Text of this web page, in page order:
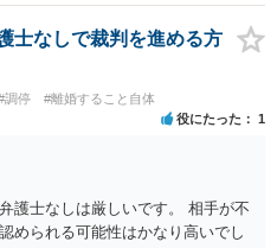
テラスへお尋ねいただいた方が確
士なしで裁判を進める方
調停 #離婚すること自体
役にたった 1
護士なしは厳しいです。 相手が不
められる可能性はかなり高いでし